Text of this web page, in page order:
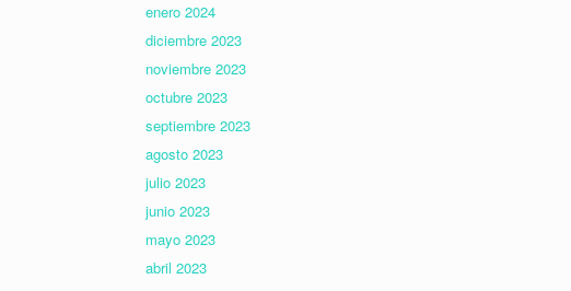
enero 2024
diciembre 2023
noviembre 2023
octubre 2023
septiembre 2023
agosto 2023
julio 2023
junio 2023
mayo 2023
abril 2023